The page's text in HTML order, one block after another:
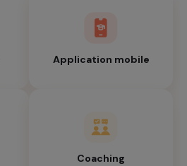
Application mobile
Coaching